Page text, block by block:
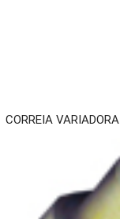
CORREIA VARIADORA